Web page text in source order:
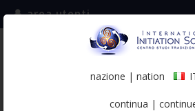
(italiano)
area utenti
nazione | nation
continua |